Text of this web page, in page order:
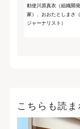
勅使川原真衣（組織開
家）、おおたとしまさ
ジャーナリスト）
こちらも読